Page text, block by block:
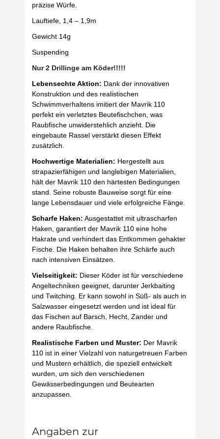
präzise Würfe.
Lauftiefe, 1,4 – 1,9m
Gewicht 14g
Suspending
Nur 2 Drillinge am Köder!!!!!
Lebensechte Aktion: Dank der innovativen
Konstruktion und des realistischen
Schwimmverhaltens imitiert der Mavrik 110
perfekt ein verletztes Beutefischchen, was
Raubfische unwiderstehlich anzieht. Die
eingebaute Rassel verstärkt diesen Effekt
zusätzlich.
Hochwertige Materialien: Hergestellt aus
strapazierfähigen und langlebigen Materialien,
hält der Mavrik 110 den härtesten Bedingungen
stand. Seine robuste Bauweise sorgt für eine
lange Lebensdauer und viele erfolgreiche Fänge.
Scharfe Haken: Ausgestattet mit ultrascharfen
Haken, garantiert der Mavrik 110 eine hohe
Hakrate und verhindert das Entkommen gehakter
Fische. Die Haken behalten ihre Schärfe auch
nach intensiven Einsätzen.
Vielseitigkeit: Dieser Köder ist für verschiedene
Angeltechniken geeignet, darunter Jerkbaiting
und Twitching. Er kann sowohl in Süß- als auch in
Salzwasser eingesetzt werden und ist ideal für
das Fischen auf Barsch, Hecht, Zander und
andere Raubfische.
Realistische Farben und Muster: Der Mavrik
110 ist in einer Vielzahl von naturgetreuen Farben
und Mustern erhältlich, die speziell entwickelt
wurden, um sich den verschiedenen
Gewässerbedingungen und Beutearten
anzupassen.
Angaben zur